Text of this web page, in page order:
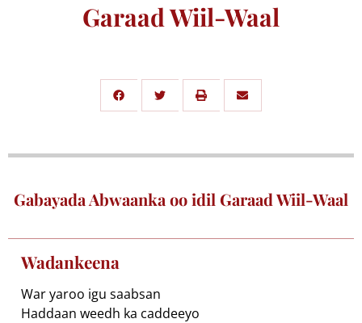
Garaad Wiil-Waal
Gabayada Abwaanka oo idil Garaad Wiil-Waal
Wadankeena
War yaroo igu saabsan
Haddaan weedh ka caddeeyo